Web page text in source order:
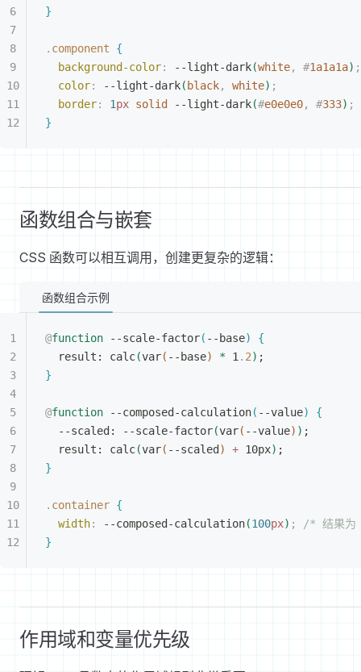
}
. component
{
background-color: --light-dark(white, #1a1a1a) ;
color: --light-dark( black, white) ;
border: 1px solid --light-dark(#e0e0e0, #333) ;
}
函数组合与嵌套
CSS 函数可以相互调用，创建更复杂的逻辑：
函数组合示例
@function --scale-factor( --base)
{
result: calc(var( --base) * 1 . 2) ;
}
@function --composed-calculation( --value)
{
--scaled: --scale-factor(var( --value) ) ;
result: calc(var( --scaled ) + 10px) ;
}
. container {
width: --composed-calculation(100px) ;
/* 结果
}
作用域和变量优先级